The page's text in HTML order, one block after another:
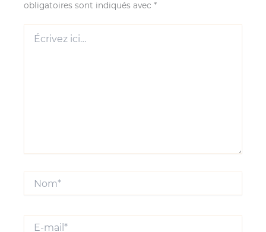
obligatoires sont indiqués avec *
ici…